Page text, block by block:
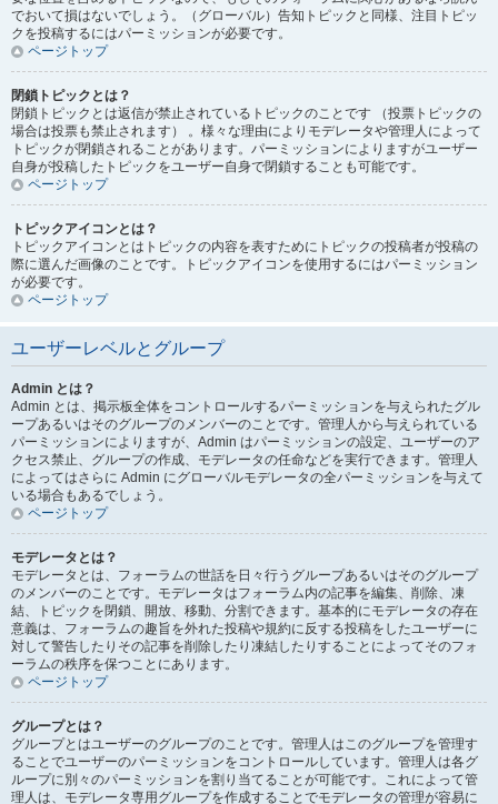
でおいて損はないでしょう。（グローバル）告知トピックと同様、注目トピッ
クを投稿するにはパーミッションが必要です。
ページトップ
閉鎖トピックとは？
閉鎖トピックとは返信が禁止されているトピックのことです （投票トピックの
場合は投票も禁止されます） 。様々な理由によりモデレータや管理人によって
トピックが閉鎖されることがあります。パーミッションによりますがユーザー
自身が投稿したトピックをユーザー自身で閉鎖することも可能です。
ページトップ
トピックアイコンとは？
トピックアイコンとはトピックの内容を表すためにトピックの投稿者が投稿の
際に選んだ画像のことです。トピックアイコンを使用するにはパーミッション
が必要です。
ページトップ
ユーザーレベルとグループ
Admin とは？
Admin とは、掲示板全体をコントロールするパーミッションを与えられたグル
ープあるいはそのグループのメンバーのことです。管理人から与えられている
パーミッションによりますが、Admin はパーミッションの設定、ユーザーのア
クセス禁止、グループの作成、モデレータの任命などを実行できます。管理人
によってはさらに Admin にグローバルモデレータの全パーミッションを与えて
いる場合もあるでしょう。
ページトップ
モデレータとは？
モデレータとは、フォーラムの世話を日々行うグループあるいはそのグループ
のメンバーのことです。モデレータはフォーラム内の記事を編集、削除、凍
結、トピックを閉鎖、開放、移動、分割できます。基本的にモデレータの存在
意義は、フォーラムの趣旨を外れた投稿や規約に反する投稿をしたユーザーに
対して警告したりその記事を削除したり凍結したりすることによってそのフォ
ーラムの秩序を保つことにあります。
ページトップ
グループとは？
グループとはユーザーのグループのことです。管理人はこのグループを管理す
ることでユーザーのパーミッションをコントロールしています。管理人は各グ
ループに別々のパーミッションを割り当てることが可能です。これによって管
理人は、モデレータ専用グループを作成することでモデレータの管理が容易に